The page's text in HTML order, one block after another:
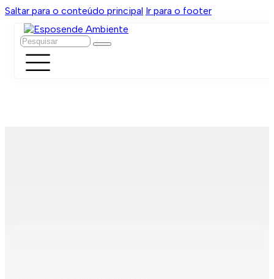
Saltar para o conteúdo principal Ir para o footer
Pesquisar